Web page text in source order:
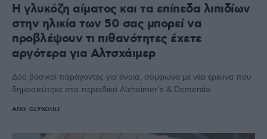
Η γλυκόζη αίματος και τα επίπεδα λιπιδίων
στην ηλικία των 50 σας μπορεί να
προβλέψουν τι πιθανότητες έχετε
αργότερα για Αλτσχάιμερ
Δύο βασικοί παράγοντες για άνοια, σύμφωνα με νέα έρευνα που
δημοσιεύτηκε στο περιοδικό Alzheimer’s & Dementia
ΑΠΌ GLYKOULI